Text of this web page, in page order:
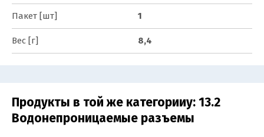
Пакет [шт] 1
Вес [г] 8,4
Продукты в той же категорииy:13.2
Водонепроницаемые разъемы